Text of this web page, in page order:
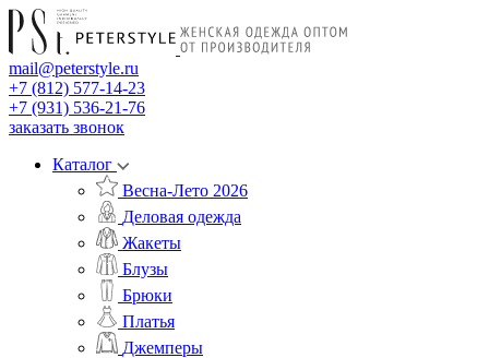
mail@peterstyle.ru
+7 (812) 577-14-23
+7 (931) 536-21-76
заказать звонок
Каталог
Весна-Лето 2026
Деловая одежда
Жакеты
Блузы
Брюки
Платья
Джемперы